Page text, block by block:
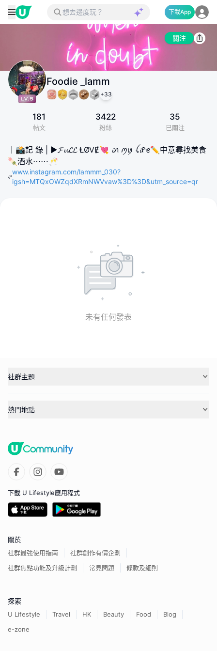
下載App
關注
Foodie _lamm
+33
181
帖文
3422
粉絲
35
已關注
｜📸記 錄 | ▶️𝓕𝓾𝓛𝓛 ⱠØVɆ💘 𝓲​ꪀ​ ꪑ​ꪗ​ ꪶ​𝓲​ᠻ​ꫀ​ ✏️中意尋找美食
🍡酒水⋯⋯🥂
www.instagram.com/lammm_030?
igsh=MTQxOWZqdXRmNWVvaw%3D%3D&utm_source=qr
未有任何發表
社群主題
熱門地點
下載 U Lifestyle應用程式
關於
社群最強使用指南
社群創作有價企劃
社群焦點功能及升級計劃
常見問題 條款及細則
探索
U Lifestyle Travel HK Beauty Food
Blog
e-zone